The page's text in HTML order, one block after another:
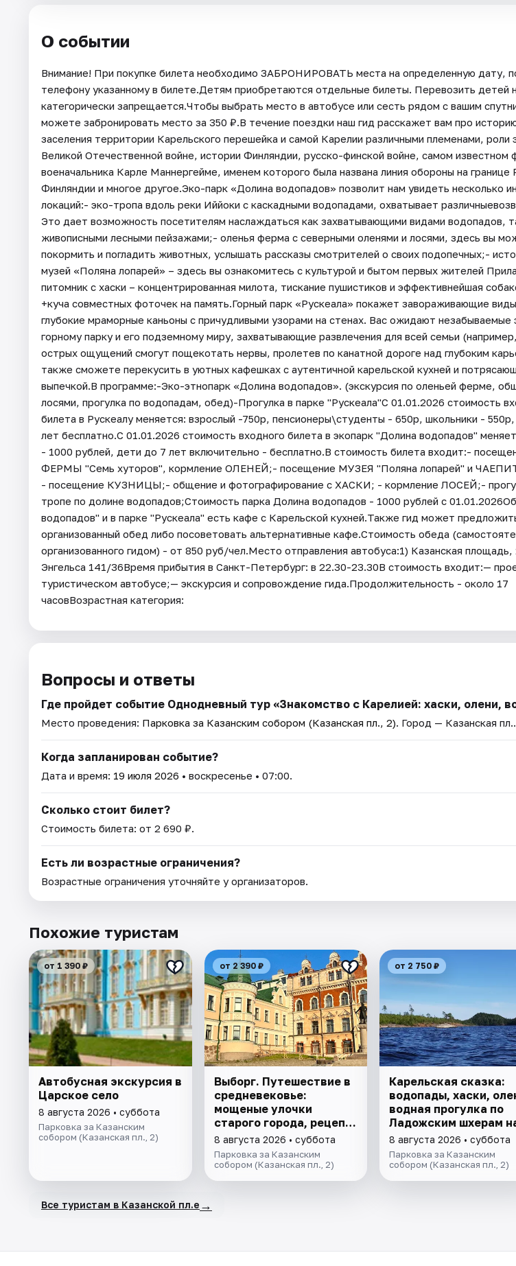
О событии
Внимание! При покупке билета необходимо ЗАБРОНИРОВАТЬ места на определенную дату,
телефону указанному в билете.Детям приобретаются отдельные билеты. Перевозить детей
категорически запрещается.Чтобы выбрать место в автобусе или сесть рядом с вашим
можете забронировать место за 350 ₽.В течение поездки наш гид расскажет вам про
заселения территории Карельского перешейка и самой Карелии различными племенами, роли
Великой Отечественной войне, истории Финляндии, русско-финской войне, самом известном
военачальника Карле Маннергейме, именем которого была названа линия обороны на границе
Финляндии и многое другое.Эко-парк «Долина водопадов» позволит нам увидеть несколько
локаций:- эко-тропа вдоль реки Иййоки с каскадными водопадами, охватывает
Это дает возможность посетителям наслаждаться как захватывающими видами водопадов,
живописными лесными пейзажами;- оленья ферма с северными оленями и лосями, здесь вы
покормить и погладить животных, услышать рассказы смотрителей о своих подопечных;-
музей «Поляна лопарей» – здесь вы ознакомитесь с культурой и бытом первых жителей
питомник с хаски – концентрированная милота, тискание пушистиков и эффективнейшая
+куча совместных фоточек на память.Горный парк «Рускеала» покажет завораживающие
глубокие мраморные каньоны с причудливыми узорами на стенах. Вас ожидают незабываемые
горному парку и его подземному миру, захватывающие развлечения для всей семьи
острых ощущений смогут пощекотать нервы, пролетев по канатной дороге над глубоким
также сможете перекусить в уютных кафешках с аутентичной карельской кухней и
выпечкой.В программе:-Эко-этнопарк «Долина водопадов». (экскурсия по оленьей ферме,
лосями, прогулка по водопадам, обед)-Прогулка в парке "Рускеала"С 01.01.2026 стоимость
билета в Рускеалу меняется: взрослый -750р, пенсионеры\студенты - 650р, школьники -
лет бесплатно.С 01.01.2026 стоимость входного билета в экопарк "Долина водопадов"
- 1000 рублей, дети до 7 лет включительно - бесплатно.В стоимость билета входит:-
ФЕРМЫ "Семь хуторов", кормление ОЛЕНЕЙ;- посещение МУЗЕЯ "Поляна лопарей" и
- посещение КУЗНИЦЫ;- общение и фотографирование с ХАСКИ; - кормление ЛОСЕЙ;-
тропе по долине водопадов;Стоимость парка Долина водопадов - 1000 рублей с
водопадов" и в парке "Рускеала" есть кафе с Карельской кухней.Также гид может
организованный обед либо посоветовать альтернативные кафе.Стоимость обеда
организованного гидом) - от 850 руб/чел.Место отправления автобуса:1) Казанская
Энгельса 141/36Время прибытия в Санкт-Петербург: в 22.30-23.30В стоимость входит:—
туристическом автобусе;— экскурсия и сопровождение гида.Продолжительность - около 17
часовВозрастная категория:
Вопросы и ответы
Где пройдет событие Однодневный тур «Знакомство с Карелией: хаски, олени,
Место проведения: Парковка за Казанским собором (Казанская пл., 2). Город — Казанская пл..
Когда запланирован событие?
Дата и время: 19 июля 2026 • воскресенье • 07:00.
Сколько стоит билет?
Стоимость билета: от 2 690 ₽.
Есть ли возрастные ограничения?
Возрастные ограничения уточняйте у организаторов.
Похожие туристам
от 1 390 ₽
Автобусная экскурсия в
Царское село
8 августа 2026 • суббота
Парковка за Казанским
собором (Казанская пл., 2)
от 2 390 ₽
Выборг. Путешествие в
средневековье:
мощеные улочки
старого города, рецепт
Выборгского кренделя и
легенды парка Монрепо.
8 августа 2026 • суббота
Парковка за Казанским
собором (Казанская пл., 2)
от 2 750 ₽
Карельская сказка:
водопады, хаски,
водная прогулка по
Ладожским шхерам
катере, знакомство с
лютеранской кирхой.
8 августа 2026 • суббота
Парковка за Казанским
собором (Казанская пл., 2)
Все туристам в Казанской пл.е →